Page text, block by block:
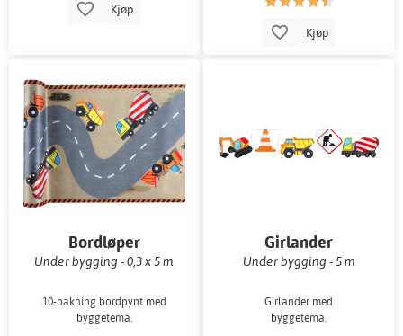
Kjøp
Kjøp
Bordløper
Under bygging - 0,3 x 5 m
10-pakning bordpynt med
byggetema.
Girlander
Under bygging - 5 m
Girlander med
byggetema.